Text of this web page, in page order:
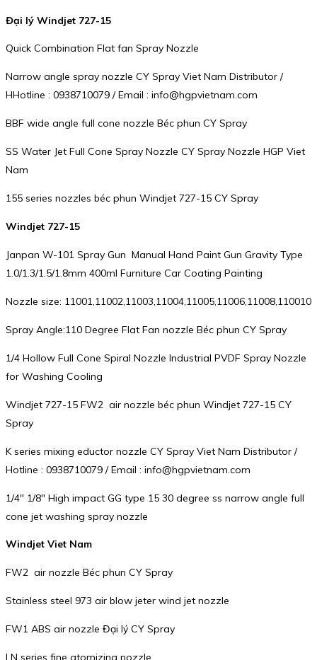
Đại lý Windjet 727-15
Quick Combination Flat fan Spray Nozzle
Narrow angle spray nozzle CY Spray Viet Nam Distributor /
HHotline : 0938710079 / Email : info@hgpvietnam.com
BBF wide angle full cone nozzle Béc phun CY Spray
SS Water Jet Full Cone Spray Nozzle CY Spray Nozzle HGP Viet
Nam
155 series nozzles béc phun Windjet 727-15 CY Spray
Windjet 727-15
Janpan W-101 Spray Gun Manual Hand Paint Gun Gravity Type
1.0/1.3/1.5/1.8mm 400ml Furniture Car Coating Painting
Nozzle size: 11001,11002,11003,11004,11005,11006,11008,110010
Spray Angle:110 Degree Flat Fan nozzle Béc phun CY Spray
1/4 Hollow Full Cone Spiral Nozzle Industrial PVDF Spray Nozzle
for Washing Cooling
Windjet 727-15 FW2 air nozzle béc phun Windjet 727-15 CY
Spray
K series mixing eductor nozzle CY Spray Viet Nam Distributor /
Hotline : 0938710079 / Email : info@hgpvietnam.com
1/4″ 1/8″ High impact GG type 15 30 degree ss narrow angle full
cone jet washing spray nozzle
Windjet Viet Nam
FW2 air nozzle Béc phun CY Spray
Stainless steel 973 air blow jeter wind jet nozzle
FW1 ABS air nozzle Đại lý CY Spray
LN series fine atomizing nozzle